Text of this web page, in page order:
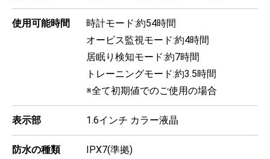
使用可能時間
時計モード:約54時間
オービス監視モード:約4時間
居眠り検知モード:約7時間
トレーニングモード:約3.5時間
※全て初期値でのご使用の場合
表示部 1.6インチ カラー液晶
防水の種類 IPX7(準拠)